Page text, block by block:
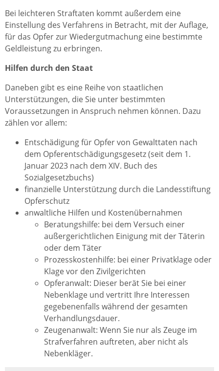
Bei leichteren Straftaten kommt außerdem eine
Einstellung des Verfahrens in Betracht, mit der Auflage,
für das Opfer zur Wiedergutmachung eine bestimmte
Geldleistung zu erbringen.
Hilfen durch den Staat
Daneben gibt es eine Reihe von staatlichen
Unterstützungen, die Sie unter bestimmten
Voraussetzungen in Anspruch nehmen können. Dazu
zählen vor allem:
Entschädigung für Opfer von Gewalttaten nach
dem Opferentschädigungsgesetz (seit dem 1.
Januar 2023 nach dem XIV. Buch des
Sozialgesetzbuchs)
finanzielle Unterstützung durch die Landesstiftung
Opferschutz
anwaltliche Hilfen und Kostenübernahmen
Beratungshilfe: bei dem Versuch einer
außergerichtlichen Einigung mit der Täterin
oder dem Täter
Prozesskostenhilfe: bei einer Privatklage oder
Klage vor den Zivilgerichten
Opferanwalt: Dieser berät Sie bei einer
Nebenklage und vertritt Ihre Interessen
gegebenenfalls während der gesamten
Verhandlungsdauer.
Zeugenanwalt: Wenn Sie nur als Zeuge im
Strafverfahren auftreten, aber nicht als
Nebenkläger.